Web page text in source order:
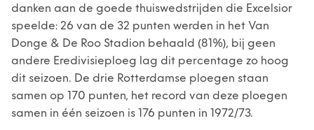
danken aan de goede thuiswedstrijden die Excelsior
speelde: 26 van de 32 punten werden in het Van
Donge & De Roo Stadion behaald (81%), bij geen
andere Eredivisieploeg lag dit percentage zo hoog
dit seizoen. De drie Rotterdamse ploegen staan
samen op 170 punten, het record van deze ploegen
samen in één seizoen is 176 punten in 1972/73.